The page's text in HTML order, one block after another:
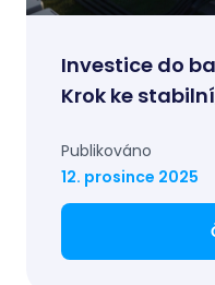
Investice do
Krok ke
Publikováno
12. prosince 2025